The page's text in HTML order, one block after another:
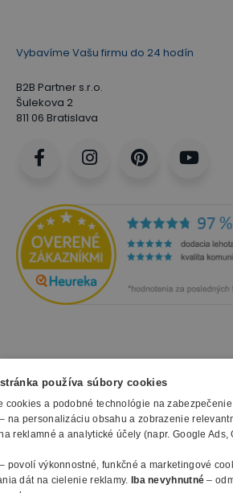
Vybavíme Vašu firmu do 24 hodín
B2B Partner s.r.o.
Šulekova 2
811 06 Bratislava
NAKUPOVANIE
Všetko o nákupe
Obchodné podmienky
Spôsoby platby
Záruky, servis a reklamácie
SLUŽBY
Reklamačný formulár
E-procurement
O FIRME
používa súbory cookies
cookies a podobné technológie na
na personalizáciu obsahu a zobrazenie
reklamné a analytické účely (napr. Google Ads,
povolí výkonnostné, funkčné a marketingové
dát na cielenie reklamy. Iba nevyhnutné –